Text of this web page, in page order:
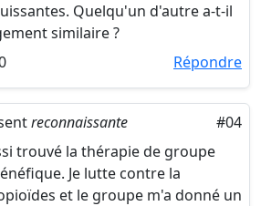
Quelqu'un d'autre a-t-il
similaire ?
Répondre
reconnaissante
#04
trouvé la thérapie de groupe
Je lutte contre la
et le groupe m'a donné un